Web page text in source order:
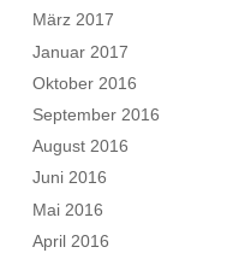
März 2017
Januar 2017
Oktober 2016
September 2016
August 2016
Juni 2016
Mai 2016
April 2016